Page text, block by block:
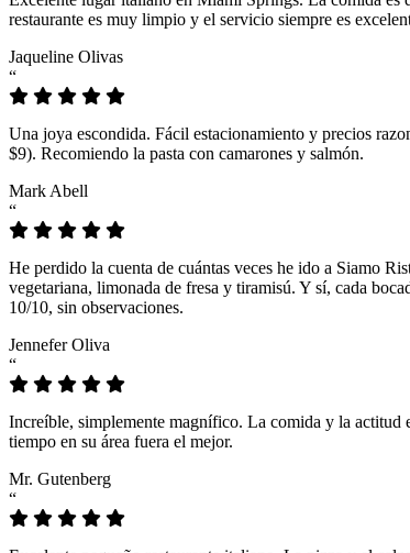
restaurante es muy limpio y el servicio siempre es
Jaqueline Olivas
“
Una joya escondida. Fácil estacionamiento y precios
$9). Recomiendo la pasta con camarones y salmón.
Mark Abell
“
He perdido la cuenta de cuántas veces he ido a Siamo
vegetariana, limonada de fresa y tiramisú. Y sí, cada
10/10, sin observaciones.
Jennefer Oliva
“
Increíble, simplemente magnífico. La comida y la actitud
tiempo en su área fuera el mejor.
Mr. Gutenberg
“